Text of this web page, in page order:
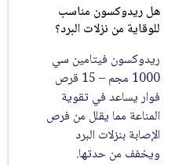
هل ريدوكسون مناسب
للوقاية من نزلات البرد؟
ريدوكسون فيتامين سي
1000 مجم – 15 قرص
فوار يساعد في تقوية
المناعة مما يقلل من فرص
الإصابة بنزلات البرد
ويخفف من حدتها.